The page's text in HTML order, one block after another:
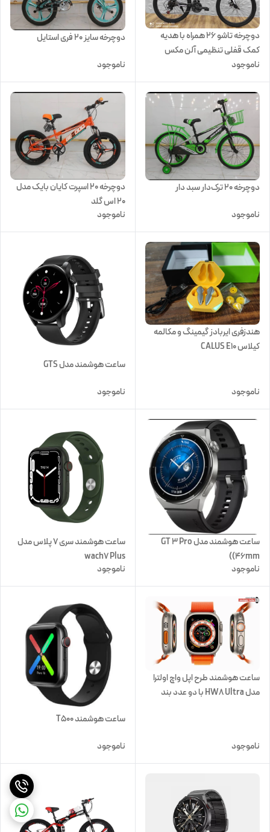
دوچرخه تاشو 26 همراه با هدیه
کمک قفلی تنظیمی آلن مکس
ناموجود
دوچرخه سایز 20 فری استایل
ناموجود
دوچرخه 20 ترک‌دار سبد دار
ناموجود
دوچرخه 20 اسپرت کایان بایک مدل
20 اس گلد
ناموجود
هندزفری ایربادز گیمینگ و مکالمه
کیلاس CALUS E10
ناموجود
ساعت هوشمند مدل GTS
ناموجود
ساعت هوشمند مدل GT 3 Pro
(46mm)
ناموجود
ساعت هوشمند سری 7 پلاس مدل
wach7 Plus
ناموجود
ساعت هوشمند طرح اپل واچ اولترا
مدل HW8 Ultra با دو عدد بند
ناموجود
ساعت هوشمند T500
ناموجود